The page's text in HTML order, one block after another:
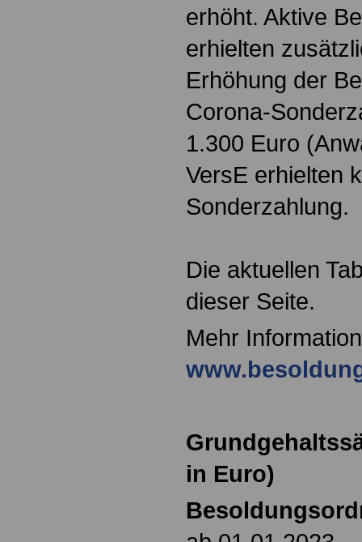
erhöht. Aktive
erhielten
Erhöhung der
Corona-
1.300 Euro
VersE erhielten
Sonderzahlung.
Die aktuellen
dieser Seite.
Mehr
in Euro)